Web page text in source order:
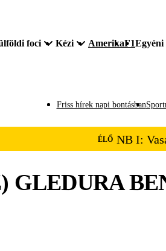
foci Kézi AmerikaF1Egyéni
Friss hírek napi bontásban
ÉLŐ NB I:
GLEDURA